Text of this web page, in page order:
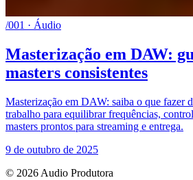
/001 · Áudio
Masterização em DAW:
masters consistentes
Masterização em DAW: saiba o que fazer
trabalho para equilibrar frequências,
masters prontos para streaming e entrega.
9 de outubro de 2025
© 2026 Audio Produtora